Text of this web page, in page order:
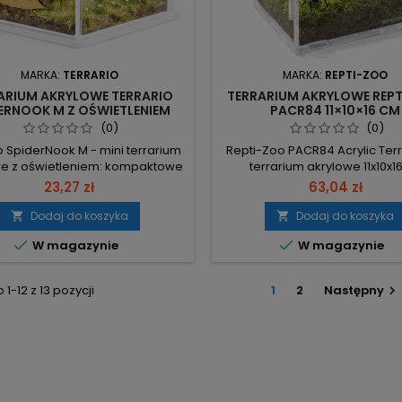
MARKA: TERRARIO
AKRYLOWE TERRARIO
M Z OŚWIETLENIEM
(0)
SpiderNook M - mini terrarium
z oświetleniem: kompaktowe
do obserwacji pająków i
owadów. Wymiary 65×65×63
bardzo mały rozmiar, łatwe
na biurku lub półce.
menzurka – wygodne
kolory światła, umożliwia
23,27 zł
 Dodaj do koszyka
 W magazynie
MARKA: REPTI-ZOO
TERRARIUM AKRYLOWE
PACR84 11×10×16 CM
(0)
Repti-Zoo PACR84 Acrylic
terrarium akrylowe
zapewnia bardzo
i wygodny dostęp do wnętrza.
115×100×165 mm –
idealne na biurko, półkę lub
hodowlany. Bardzo
Przednie drzwiczki z
63,04 zł
 Dodaj do koszyka
 W magazynie
12 z 13 pozycji 1 2 Następny 